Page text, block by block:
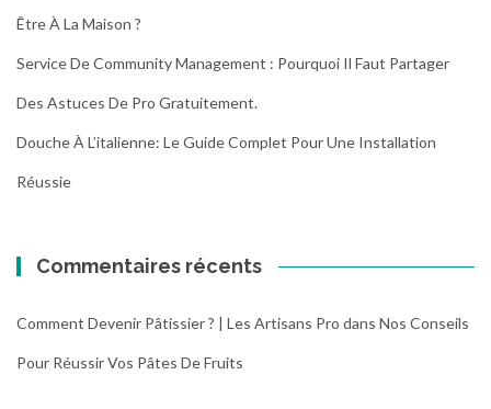
Être À La Maison ?
Service De Community Management : Pourquoi Il Faut Partager
Des Astuces De Pro Gratuitement.
Douche À L’italienne: Le Guide Complet Pour Une Installation
Réussie
Commentaires récents
Comment Devenir Pâtissier ? | Les Artisans Pro dans Nos Conseils
Pour Réussir Vos Pâtes De Fruits